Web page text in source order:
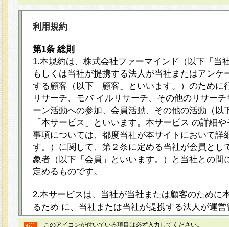
利用規約
第1条 総則
1.本規約は、株式会社ファーマインド（以下「当
もしくは当社が提携する法人が当社またはアンケ
する顧客（以下「顧客」といいます。）のために
リサーチ、モバ イルリサーチ、その他のリサー
ーン活動への参加、会員活動、その他の活動（以
「本サービス」といいます。本サービス の詳細
事項については、都度当社が本サイトにおいて詳
す。）に関して、第２条に定める当社が会員とし
象者（以下「会員」といいます。）と当社との間
定めるものです。
2.本サービスは、当社が当社または顧客のために
るため に、当社または当社が提携する法人が運
ト（以下「本サイト」といいます。）上に本サー
このアイコンが付いている項目は必ず入力してください。